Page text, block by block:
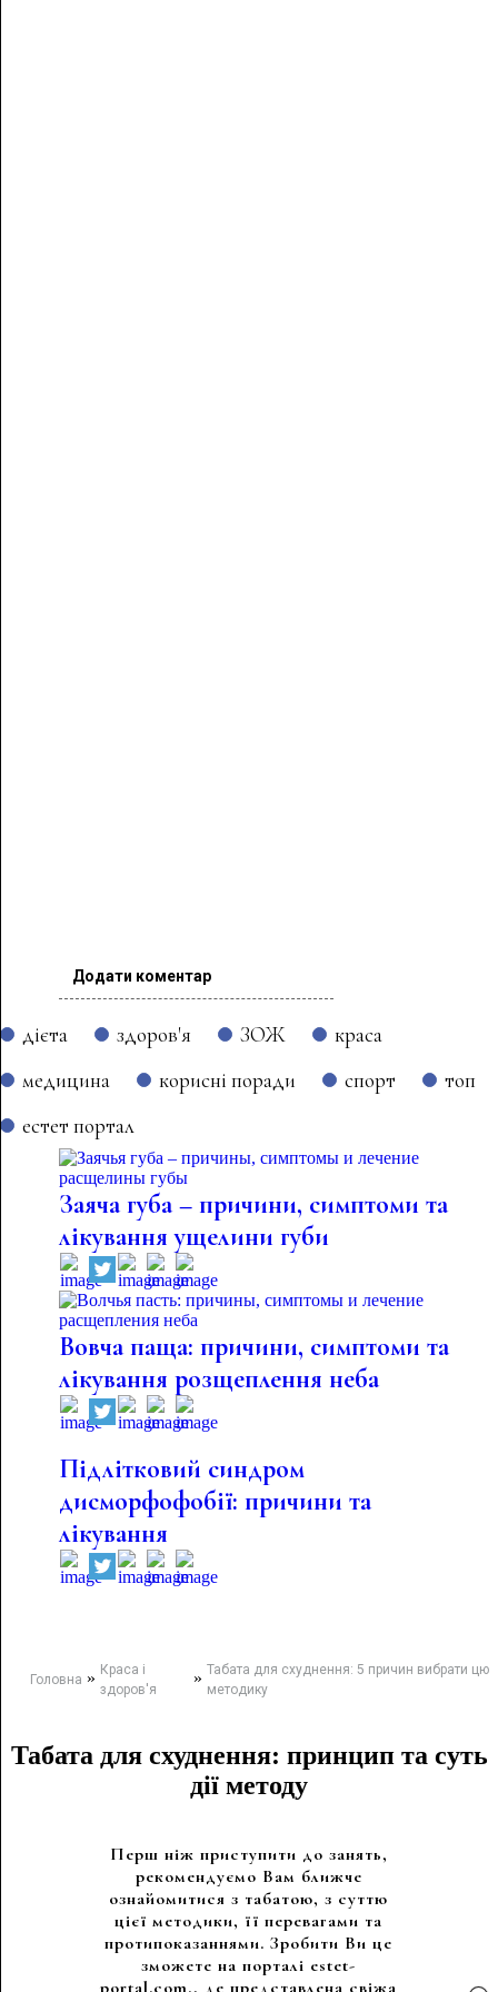
Додати коментар
дієта здоров'я ЗОЖ
краса
медицина
корисні поради спорт
топ
естет портал
Заяча губа – причини, симптоми та
лікування ущелини губи
Вовча паща: причини, симптоми та
лікування розщеплення неба
Підлітковий синдром
дисморфофобії: причини та
лікування
Головна » Краса і
здоров'я
» Табата для схуднення: 5 причин вибрати цю
методику
Табата для схуднення: принцип та суть
дії методу
Перш ніж приступити до занять,
рекомендуємо Вам ближче
ознайомитися з табатою, з суттю
цієї методики, її перевагами та
протипоказаннями. Зробити Ви це
зможете на порталі estet-